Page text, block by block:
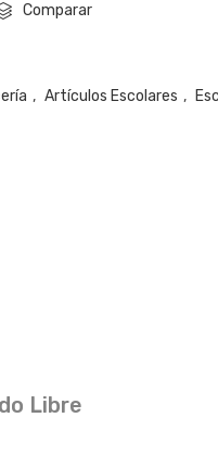
Comparar
, Artículos Escolares ,
Libre